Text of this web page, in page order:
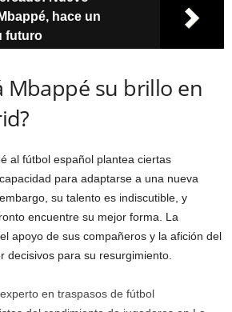
hace un
futuro
Mbappé su brillo en
al fútbol español plantea ciertas
para adaptarse a una nueva
su talento es indiscutible, y
encuentre su mejor forma. La
apoyo de sus compañeros y la afición del
decisivos para su resurgimiento.
en traspasos de fútbol